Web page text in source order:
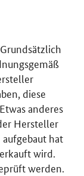
diese
anderes
Hersteller
hat
wird.
werden.